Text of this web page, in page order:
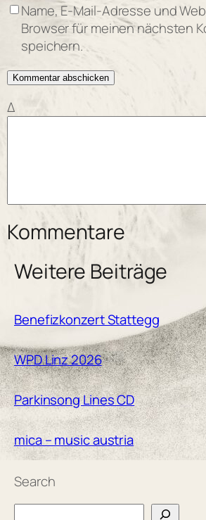
Name, E-Mail-Adresse und
Browser für meinen nächsten
speichern.
Δ
Kommentare
Weitere Beiträge
Benefizkonzert Stattegg
WPD Linz 2026
Parkinsong Lines CD
mica – music austria
Search